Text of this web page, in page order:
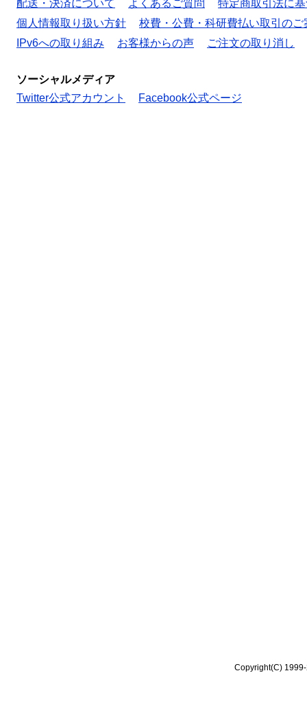
配送・決済について よくあるご質問
特定商取引法に
個人情報取り扱い方針
校費・公費・科研費払い取引のご
IPv6への取り組み
お客様からの声 ご注文の取り消し
ソーシャルメディア
Twitter公式アカウント
Facebook公式ページ
Copyright(C)